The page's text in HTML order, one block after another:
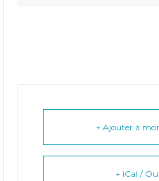
+ Ajouter à
+ iCal /